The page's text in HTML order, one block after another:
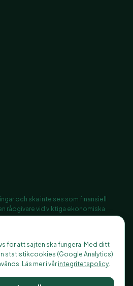
och ska inte ses som finansiell
rådgivare vid viktiga ekonomiska
alla rättigheter förbehållna
· Integritetspolicy
för att sajten ska fungera. Med ditt
statistikcookies (Google Analytics)
Läs mer i vår integritetspolicy.